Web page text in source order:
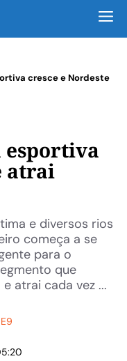
cresce e Nordeste
esportiva
atrai
e diversos rios
começa a se
para o
que
atrai cada vez ...